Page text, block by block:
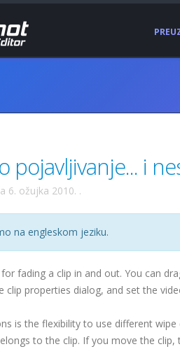
pojavljivanje... i
6. ožujka 2010. .
na engleskom jeziku.
fading a clip in and out. You can
clip properties dialog, and set the
is the flexibility to use different
to the clip. If you move the clip,